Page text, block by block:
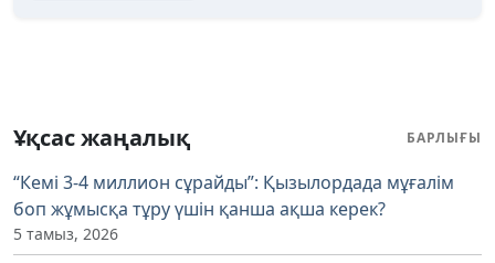
Ұқсас жаңалық БАРЛЫҒЫ
“Кемі 3-4 миллион сұрайды”: Қызылордада мұғалім
боп жұмысқа тұру үшін қанша ақша керек?
5 тамыз, 2026